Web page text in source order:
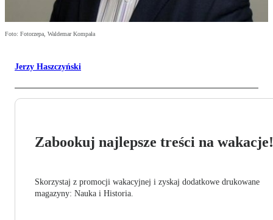
Foto: Fotorzepa, Waldemar Kompała
Jerzy Haszczyński
Zabookuj najlepsze treści na wakacje!
Skorzystaj z promocji wakacyjnej i zyskaj dodatkowe drukowane
magazyny: Nauka i Historia.